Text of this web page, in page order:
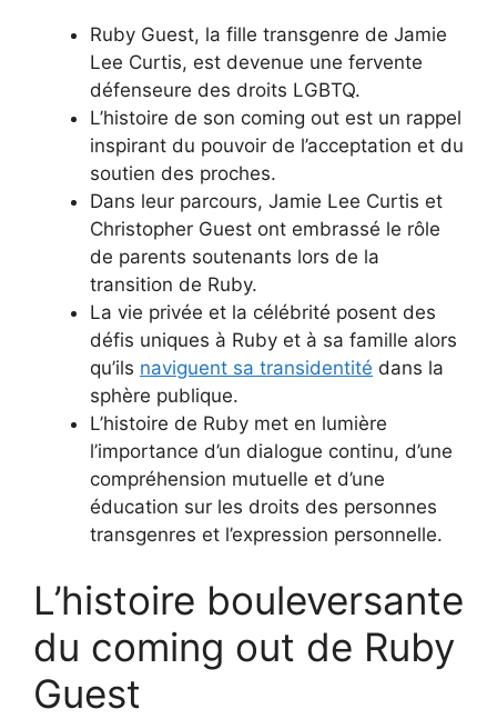
Ruby Guest, la fille transgenre de Jamie
Lee Curtis, est devenue une fervente
défenseure des droits LGBTQ.
L’histoire de son coming out est un rappel
inspirant du pouvoir de l’acceptation et du
soutien des proches.
Dans leur parcours, Jamie Lee Curtis et
Christopher Guest ont embrassé le rôle
de parents soutenants lors de la
transition de Ruby.
La vie privée et la célébrité posent des
défis uniques à Ruby et à sa famille alors
qu’ils naviguent sa transidentité dans la
sphère publique.
L’histoire de Ruby met en lumière
l’importance d’un dialogue continu, d’une
compréhension mutuelle et d’une
éducation sur les droits des personnes
transgenres et l’expression personnelle.
L’histoire bouleversante
du coming out de Ruby
Guest